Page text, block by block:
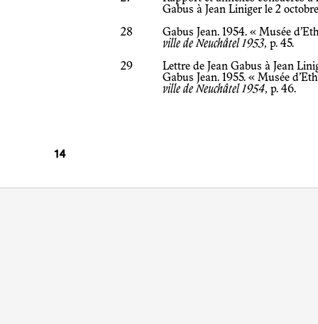
Gabus à Jean Liniger le 2
28
Gabus Jean. 1954. « Musée
ville de Neuchâtel 1953, p. 45.
29
Lettre de Jean Gabus à Jean
Gabus Jean. 1955. « Musée
ville de Neuchâtel 1954, p. 46.